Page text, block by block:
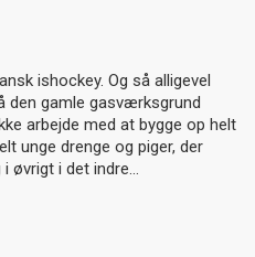
ishockey. Og så alligevel
den gamle gasværksgrund
arbejde med at bygge op helt
unge drenge og piger, der
øvrigt i det indre…